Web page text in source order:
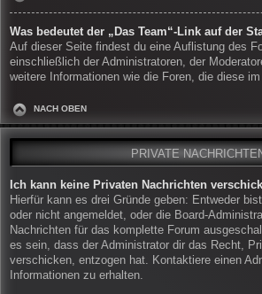
Was bedeutet der „Das Team“-Link auf der
Auf dieser Seite findest du eine Auflistung des
einschließlich der Administratoren, der
weitere Informationen wie die Foren, die diese
NACH OBEN
PRIVATE
Ich kann keine Privaten Nachrichten
Hierfür kann es drei Gründe geben: Entweder
oder nicht angemeldet, oder die Board-
Nachrichten für das komplette Forum
es sein, dass der Administrator dir das Recht,
verschicken, entzogen hat. Kontaktiere einen
Informationen zu erhalten.